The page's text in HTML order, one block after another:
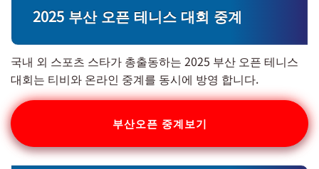
2025 부산 오픈 테니스 대회 중계
국내 외 스포츠 스타가 총출동하는 2025 부산 오픈 테니스
대회는 티비와 온라인 중계를 동시에 방영 합니다.
부산오픈 중계보기